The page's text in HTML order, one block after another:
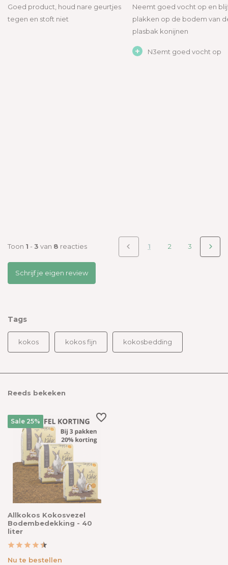
Goed product, houd nare geurtjes
tegen en stoft niet
Neemt goed vocht op en
plakken op de bodem van
plasbak konijnen
+ N3emt goed vocht op
Toon 1 - 3 van 8 reacties 1 2 3
Schrijf je eigen review
Tags
kokos kokos fijn kokosbedding
Reeds bekeken
Sale 25%
Allkokos Kokosvezel
Bodembedekking - 40
liter
Nu te bestellen